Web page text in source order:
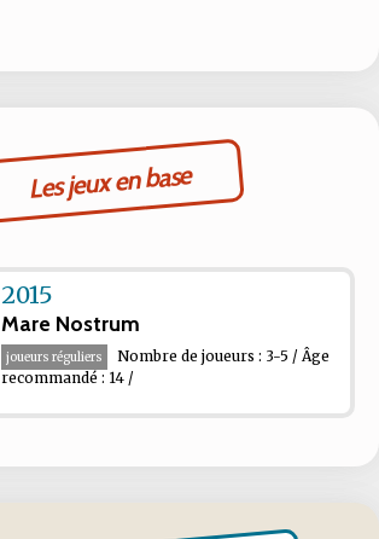
Les jeux en base
2015
Mare Nostrum
joueurs réguliers
Nombre de joueurs : 3-5 / Âge
recommandé : 14 /